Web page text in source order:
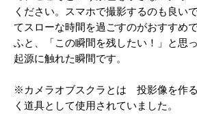
ください。スマホで撮影するのも良い
てスローな時間を過ごすのがおすすめで
ふと、「この瞬間を残したい！」と思
起源に触れた瞬間です。
※カメラオブスクラとは 投影像を作
く道具として使用されていました。